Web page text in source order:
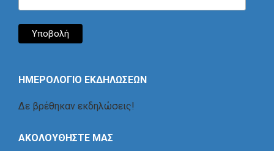
ΗΜΕΡΟΛΟΓΙΟ ΕΚΔΗΛΩΣΕΩΝ
Δε βρέθηκαν εκδηλώσεις!
ΑΚΟΛΟΥΘΗΣΤΕ ΜΑΣ